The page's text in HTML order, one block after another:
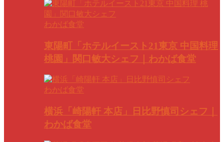
わかば食堂
東陽町「ホテルイースト21東京 中国料理
桃園」関口敏大シェフ｜わかば食堂
わかば食堂
横浜「崎陽軒 本店」日比野慎司シェフ｜
わかば食堂